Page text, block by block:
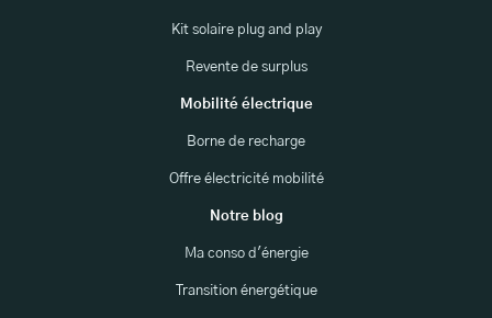
Kit solaire plug and play
Revente de surplus
Mobilité électrique
Borne de recharge
Offre électricité mobilité
Notre blog
Ma conso d'énergie
Transition énergétique